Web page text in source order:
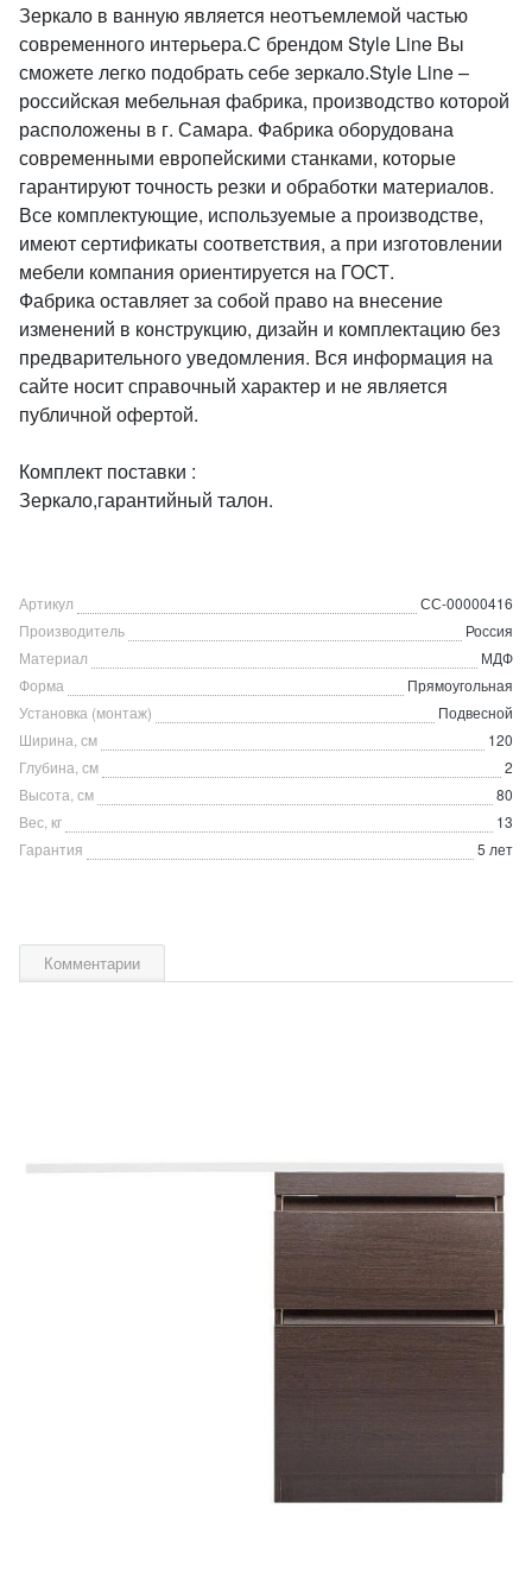
Зеркало в ванную является неотъемлемой частью
современного интерьера.С брендом Style Line Вы
сможете легко подобрать себе зеркало.Style Line –
российская мебельная фабрика, производство которой
расположены в г. Самара. Фабрика оборудована
современными европейскими станками, которые
гарантируют точность резки и обработки материалов.
Все комплектующие, используемые а производстве,
имеют сертификаты соответствия, а при изготовлении
мебели компания ориентируется на ГОСТ.
Фабрика оставляет за собой право на внесение
изменений в конструкцию, дизайн и комплектацию без
предварительного уведомления. Вся информация на
сайте носит справочный характер и не является
публичной офертой.
Комплект поставки :
Зеркало,гарантийный талон.
Артикул
СС-00000416
Производитель
Россия
Материал
МДФ
Форма
Прямоугольная
Установка (монтаж)
Подвесной
Ширина, см
120
Глубина, см
2
Высота, см
80
Вес, кг
13
Гарантия
5 лет
Комментарии